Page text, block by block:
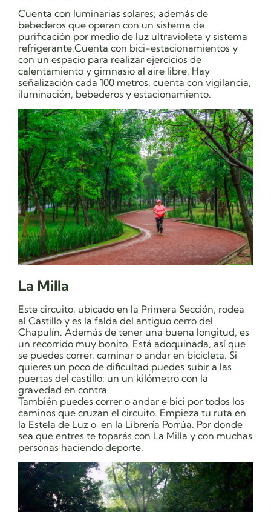
Cuenta con luminarias solares; además de
bebederos que operan con un sistema de
purificación por medio de luz ultravioleta y sistema
refrigerante.Cuenta con bici-estacionamientos y
con un espacio para realizar ejercicios de
calentamiento y gimnasio al aire libre. Hay
señalización cada 100 metros, cuenta con vigilancia,
iluminación, bebederos y estacionamiento.
La Milla
Este circuito, ubicado en la Primera Sección, rodea
al Castillo y es la falda del antiguo cerro del
Chapulín. Además de tener una buena longitud, es
un recorrido muy bonito. Está adoquinada, así que
se puedes correr, caminar o andar en bicicleta. Si
quieres un poco de dificultad puedes subir a las
puertas del castillo: un un kilómetro con la
gravedad en contra.
También puedes correr o andar e bici por todos los
caminos que cruzan el circuito. Empieza tu ruta en
la Estela de Luz o en la Librería Porrúa. Por donde
sea que entres te toparás con La Milla y con muchas
personas haciendo deporte.